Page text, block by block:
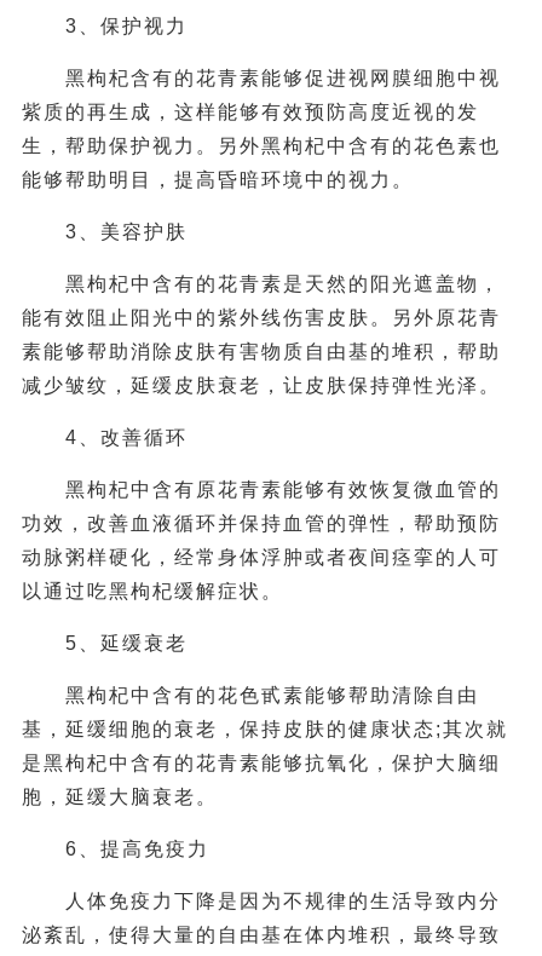
3、保护视力
黑枸杞含有的花青素能够促进视网膜细胞中视
紫质的再生成，这样能够有效预防高度近视的发
生，帮助保护视力。另外黑枸杞中含有的花色素也
能够帮助明目，提高昏暗环境中的视力。
3、美容护肤
黑枸杞中含有的花青素是天然的阳光遮盖物，
能有效阻止阳光中的紫外线伤害皮肤。另外原花青
素能够帮助消除皮肤有害物质自由基的堆积，帮助
减少皱纹，延缓皮肤衰老，让皮肤保持弹性光泽。
4、改善循环
黑枸杞中含有原花青素能够有效恢复微血管的
功效，改善血液循环并保持血管的弹性，帮助预防
动脉粥样硬化，经常身体浮肿或者夜间痉挛的人可
以通过吃黑枸杞缓解症状。
5、延缓衰老
黑枸杞中含有的花色甙素能够帮助清除自由
基，延缓细胞的衰老，保持皮肤的健康状态;其次就
是黑枸杞中含有的花青素能够抗氧化，保护大脑细
胞，延缓大脑衰老。
6、提高免疫力
人体免疫力下降是因为不规律的生活导致内分
泌紊乱，使得大量的自由基在体内堆积，最终导致